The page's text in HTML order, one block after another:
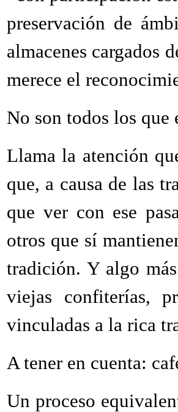
preservación de
almacenes cargados
merece el
No son todos los que
Llama la atención
que, a causa de las
que ver con ese
otros que sí
tradición. Y algo
viejas confiterías,
vinculadas a la rica
A tener en cuenta:
Un proceso